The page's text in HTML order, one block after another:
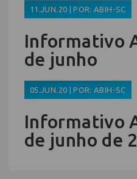
11.JUN.20 | POR: ABIH-SC
Informativo
de junho
05.JUN.20 | POR: ABIH-SC
Informativo
de junho de